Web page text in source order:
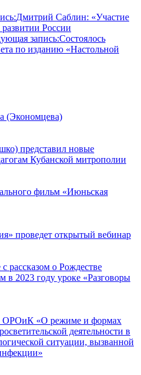
Дмитрий Саблин: «Участие
России
запись:Состоялось
по изданию «Настольной
(Экономцева)
представил новые
Кубанской митрополии
фильм «Июньская
проведет открытый вебинар
рассказом о Рождестве
в 2023 году уроке «Разговоры
ОРОиК «О режиме и формах
деятельности в
ситуации, вызванной